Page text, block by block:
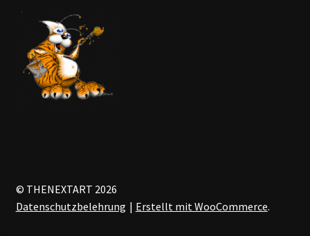
© THENEXTART 2026
Datenschutzbelehrung
Erstellt mit WooCommerce.